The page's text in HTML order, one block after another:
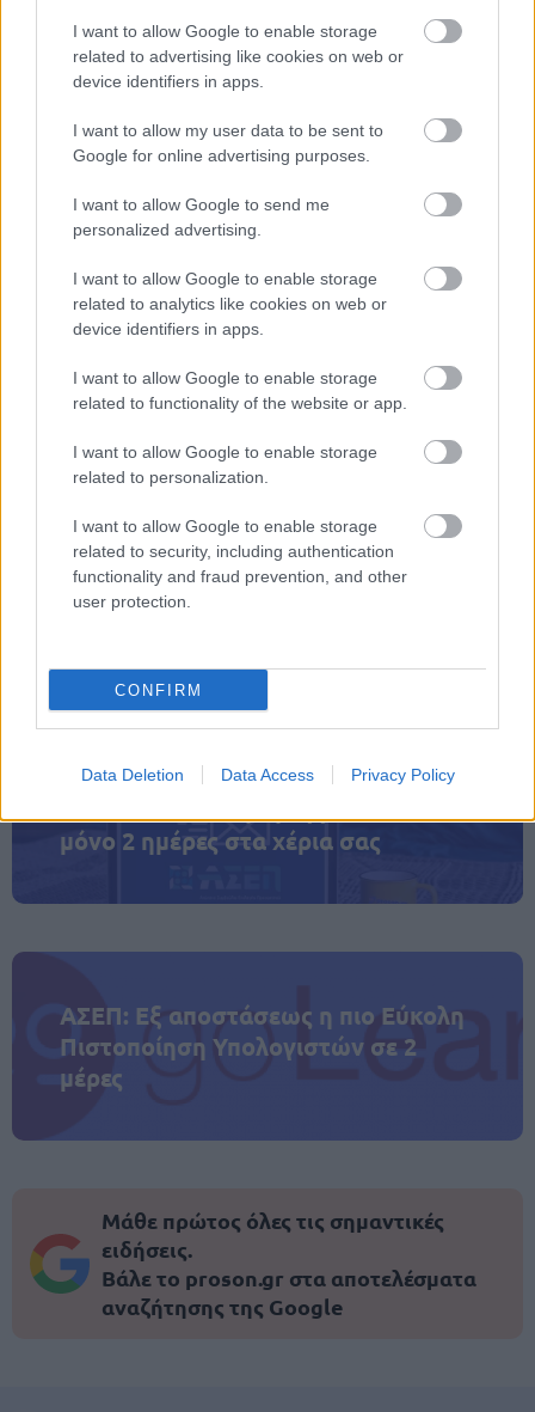
I want to allow Google to enable storage
related to advertising like cookies on web or
device identifiers in apps.
I want to allow my user data to be sent to
Google for online advertising purposes.
I want to allow Google to send me
personalized advertising.
I want to allow Google to enable storage
related to analytics like cookies on web or
device identifiers in apps.
I want to allow Google to enable storage
related to functionality of the website or app.
I want to allow Google to enable storage
related to personalization.
I want to allow Google to enable storage
related to security, including authentication
functionality and fraud prevention, and other
user protection.
CONFIRM
Data Deletion Data Access Privacy Policy
& θεάτρου
50-210 609,75
Ταμίες κινηματογράφου &
Μισθωτοί τουριστικού &
75 και όχι άνω
Σμυριδεργάτες
Ταξιθέτες θεάτρου &
κινηματογράφου
50-210
οικείων κλαδικών ή
ομοιοεπαγγελματικών
σωματείων
50-210 609,75
Τεχνικοί απασχολούμενοι
σε ζωντανές
εκδηλώσεις - μέλη των
οικείων κλαδικών ή
ομοιοεπαγγελματικών
σωματείων
50-210 609,75
ηλεκτρονικών υπηρεσιών της ΔΥΠΑ.
μόνο 2 ημέρες στα χέρια σας
ΑΣΕΠ: Εξ αποστάσεως η πιο Εύκολη
Πιστοποίηση Υπολογιστών σε 2
μέρες
Μάθε πρώτος όλες τις σημαντικές
ειδήσεις.
Βάλε το proson.gr στα αποτελέσματα
αναζήτησης της Google